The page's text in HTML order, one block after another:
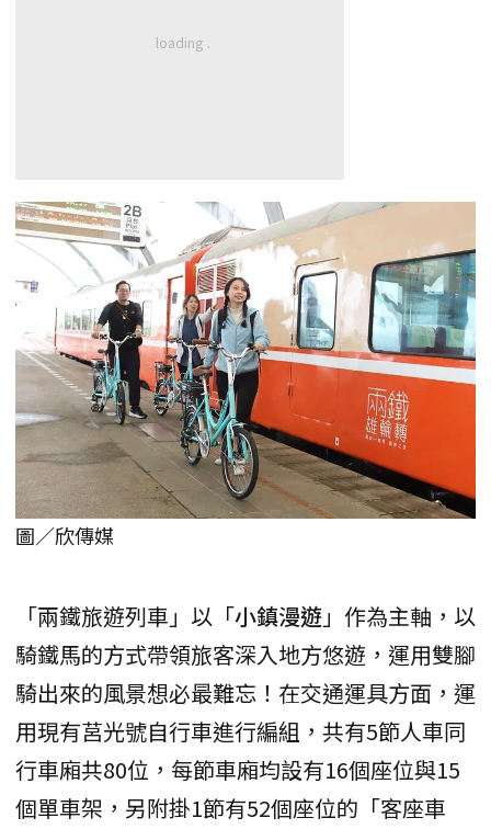
圖／欣傳媒
「兩鐵旅遊列車」以「小鎮漫遊」作為主軸，以
騎鐵馬的方式帶領旅客深入地方悠遊，運用雙腳
騎出來的風景想必最難忘！在交通運具方面，運
用現有莒光號自行車進行編組，共有5節人車同
行車廂共80位，每節車廂均設有16個座位與15
個單車架，另附掛1節有52個座位的「客座車